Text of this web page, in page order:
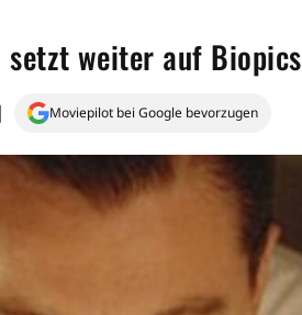
setzt weiter auf Biopics
Moviepilot bei Google bevorzugen